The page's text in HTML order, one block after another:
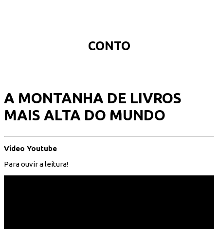
CONTO
A MONTANHA DE LIVROS
MAIS ALTA DO MUNDO
Vídeo Youtube
Para ouvir a leitura!